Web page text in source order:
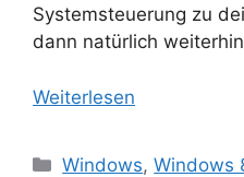
Systemsteuerung zu
dann natürlich
Weiterlesen
Kategorien
Windows,Windows